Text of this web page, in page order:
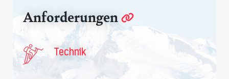
Anforderungen
Technik